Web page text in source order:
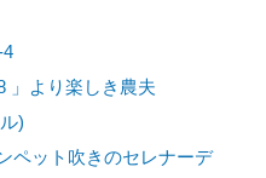
4
」より楽しき農夫
)
ペット吹きのセレナーデ